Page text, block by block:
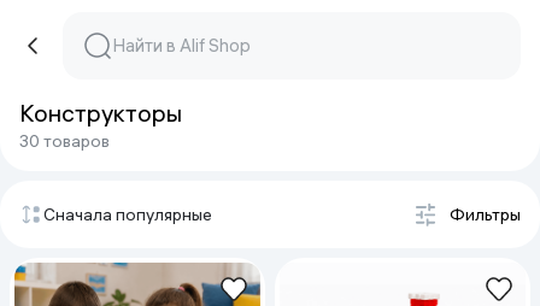
Конструкторы
30 товаров
Сначала популярные Фильтры